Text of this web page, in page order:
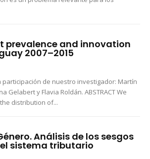
prevalence and innovation
2007–2015
y Flavia Roldán. ABSTRACT We
distribution of...
Análisis de los sesgos
sistema tributario